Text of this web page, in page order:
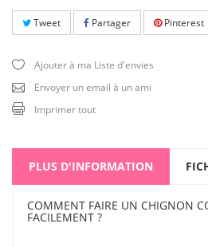
Tweet Partager Pinterest
Ajouter à ma Liste d'envies
Envoyer un email à un ami
Imprimer tout
PLUS D'INFORMATION
COMMENT FAIRE UN CHIGNON
FACILEMENT ?